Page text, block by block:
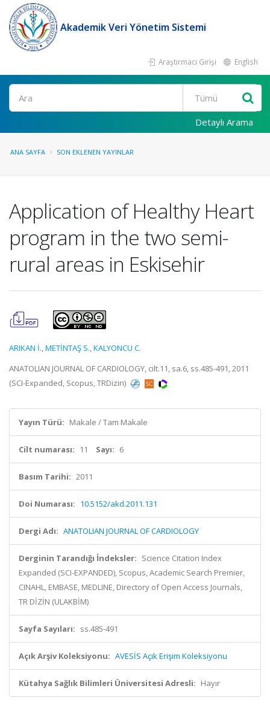
Akademik Veri Yönetim Sistemi
Araştırmacı Girişi English
Ara
Detaylı Arama
ANA SAYFA SON EKLENEN YAYINLAR
Application of Healthy Heart
program in the two semi-
rural areas in Eskisehir
ARIKAN İ.,METİNTAŞ S.,KALYONCU C.
ANATOLIAN JOURNAL OF CARDIOLOGY, cilt.11, sa.6, ss.485-491, 2011
(SCI-Expanded, Scopus, TRDizin)
Yayın Türü: Makale / Tam Makale
Cilt numarası: 11 Sayı: 6
Basım Tarihi: 2011
Doi Numarası: 10.5152/akd.2011.131
Dergi Adı: ANATOLIAN JOURNAL OF CARDIOLOGY
Derginin Tarandığı İndeksler: Science Citation Index
Expanded (SCI-EXPANDED), Scopus, Academic Search Premier,
CINAHL, EMBASE, MEDLINE, Directory of Open Access Journals,
TR DİZİN (ULAKBİM)
Sayfa Sayıları: ss.485-491
Açık Arşiv Koleksiyonu: AVESİS Açık Erişim Koleksiyonu
Kütahya Sağlık Bilimleri Üniversitesi Adresli: Hayır